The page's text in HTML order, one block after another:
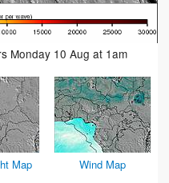
Monday 10 Aug at 1am
Map Wind Map